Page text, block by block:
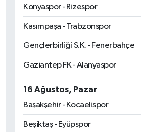
Konyaspor - Rizespor
Kasımpaşa - Trabzonspor
Gençlerbirliği S.K. - Fenerbahçe
Gaziantep FK - Alanyaspor
16 Ağustos, Pazar
Başakşehir - Kocaelispor
Beşiktaş - Eyüpspor